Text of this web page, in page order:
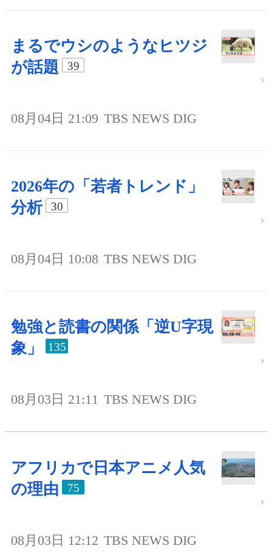
まるでウシのようなヒツジ
が話題
39
08月04日 21:09 TBS NEWS DIG
2026年の「若者トレンド」
分析
30
08月04日 10:08 TBS NEWS DIG
勉強と読書の関係「逆U字現
象」
135
08月03日 21:11 TBS NEWS DIG
アフリカで日本アニメ人気
の理由
75
08月03日 12:12 TBS NEWS DIG